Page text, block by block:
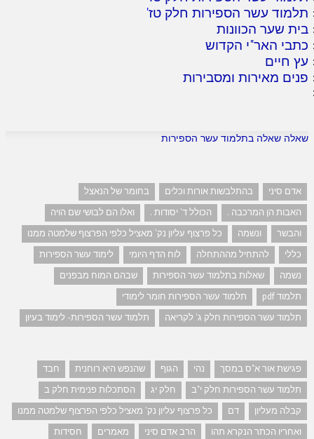
תלמוד עשר הספירות חלק טז'
בית שער הכוונות
כתבי האר"י הקדוש
עץ חיים
פנים מאירות ומסבירות
שאלה שאלה בתלמוד עשר הספירות
אדם סיני בהתלבשות אורות וכלים
בחומר של הנאצל
האבות הן המרכבה .
הכולל ד' יסודות .
ואלו הם לבושי שם הויה
והבשר
ונשמה
כל פרצוף עליון נק' מאציל כלפי הפרצוף שלמטה ממנו
כללי
להתחיל מההתחלה לוח הדף היומי
לימוד עשר הספירות
נשמה
שאלות בתלמוד עשר הספירות
שבהם המוח מבפנים
תלמוד pdf
תלמוד עשר הספירות חומר לימודי
תלמוד עשר הספירות חלק ג' לקריאה
תלמוד עשר הספירות- לימוד בעיון
פגישת אור א"ס במסך נהי הגוף שהנפש היא רוחנית
חבד
תלמוד עשר הספירות חלק י"ב
חלק יג
הסתכלות פנימית חלק ב
קבלה מעליון
דם
כל פרצוף עליון נק' מאציל כלפי הפרצוף שלמטה ממנו
ואחריו הכתר הנקרא תהו
הרב אדם סיני מאמרים חסידות